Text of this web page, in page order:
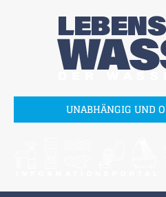
UNABHÄNGIG UND